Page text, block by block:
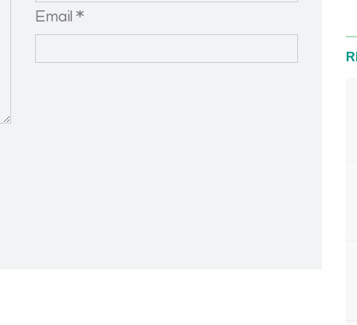
Email *